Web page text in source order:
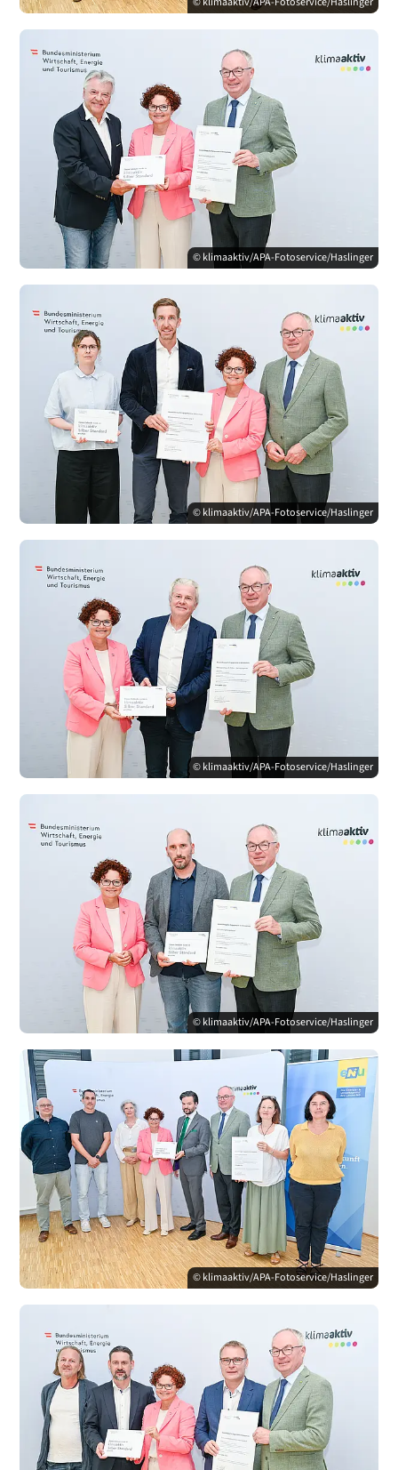
© klimaaktiv/APA-Fotoservice/Haslinger
© klimaaktiv/APA-Fotoservice/Haslinger
© klimaaktiv/APA-Fotoservice/Haslinger
© klimaaktiv/APA-Fotoservice/Haslinger
© klimaaktiv/APA-Fotoservice/Haslinger